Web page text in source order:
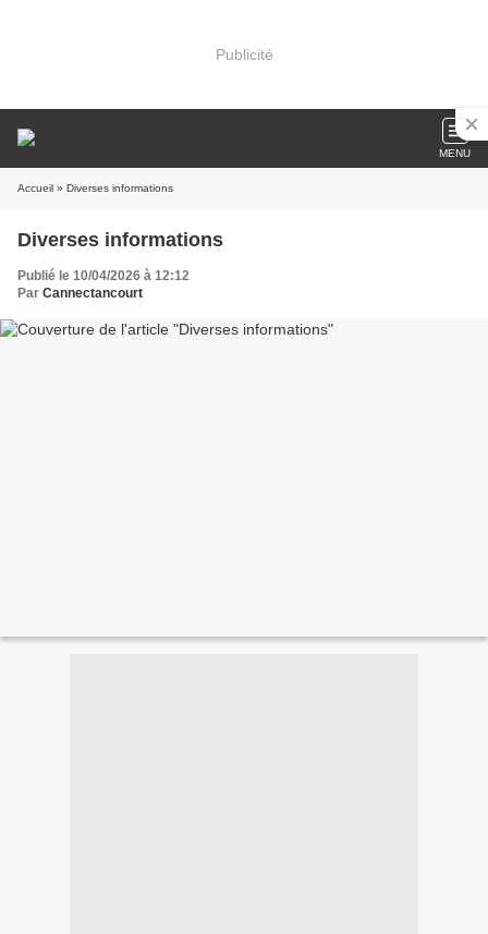
Publicité
MENU
Accueil » Diverses informations
Diverses informations
Publié le 10/04/2026 à 12:12
Par Cannectancourt